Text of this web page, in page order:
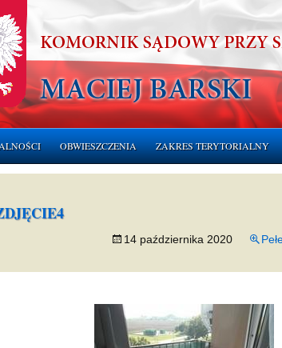
OBWIESZCZENIA
LICYTACJE RUCHOMOŚCI
ZAKRES TERYTORIALNY
14 października 2020